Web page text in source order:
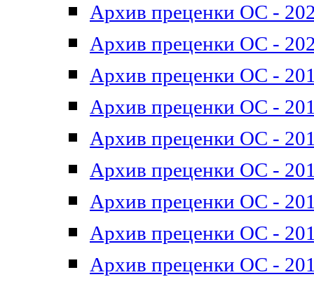
Архив преценки ОС -
Архив преценки ОС -
Архив преценки ОС -
Архив преценки ОС -
Архив преценки ОС -
Архив преценки ОС -
Архив преценки ОС -
Архив преценки ОС -
Архив преценки ОС -